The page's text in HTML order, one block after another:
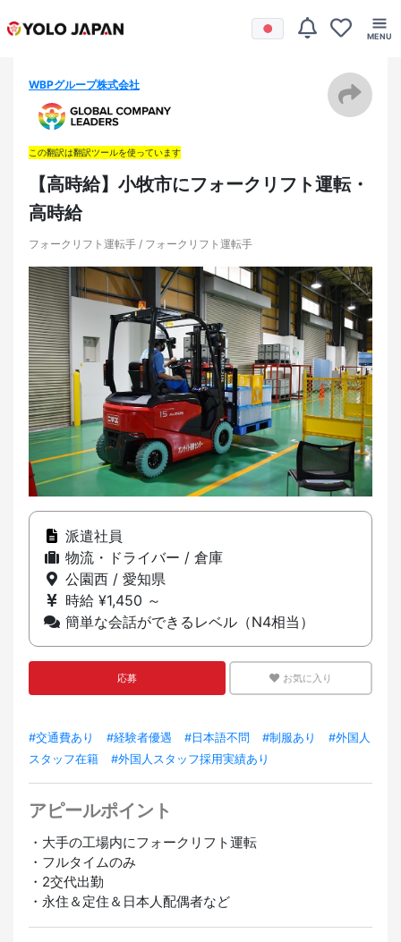
WBPグループ株式会社
この翻訳は翻訳ツールを使っています
【高時給】小牧市にフォークリフト運転・
高時給
フォークリフト運転手 / フォークリフト運転手
派遣社員
物流・ドライバー / 倉庫
公園西 / 愛知県
時給 ¥1,450 ～
簡単な会話ができるレベル（N4相当）
応募 お気に入り
#交通費あり #経験者優遇 #日本語不問 #制服あり
#外国人
スタッフ在籍
#外国人スタッフ採用実績あり
アピールポイント
・大手の工場内にフォークリフト運転
・フルタイムのみ
・2交代出勤
・永住＆定住＆日本人配偶者など